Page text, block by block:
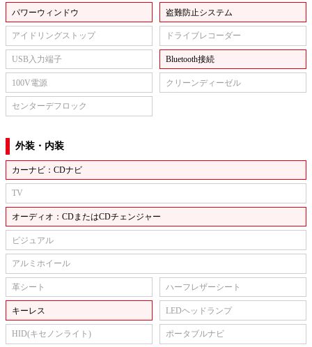
パワーウィンドウ 盗難防止システム
アイドリングストップ ドライブレコーダー
USB入力端子 Bluetooth接続
100V電源 クリーンディーゼル
センターデフロック
外装・内装
カーナビ：CDナビ
TV
オーディオ：CDまたはCDチェンジャー
ビジュアル
アルミホイール
革シート ハーフレザーシート
キーレス LEDヘッドランプ
HID(キセノンライト) ポータブルナビ